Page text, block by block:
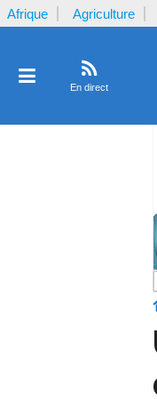
Afrique Agriculture
En direct